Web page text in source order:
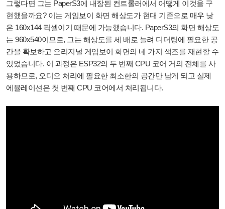
그렇다면 그는 PaperS3에 내장된 컨트롤러에서 어떻게 이것을 구
현했을까요? 이는 게임보이 화면 해상도가 현대 기준으로 매우 낮
은 160x144 픽셀이기 때문에 가능했습니다. PaperS3의 화면 해상도
는 960x540이므로, 그는 해상도를 세 배로 늘려 디더링에 필요한 공
간을 확보하고 오리지널 게임보이 화면의 네 가지 색조를 재현할 수
있었습니다. 이 과정은 ESP32의 두 번째 CPU 코어 거의 전체를 사
용하므로, 오디오 처리에 필요한 최소한의 공간만 남게 되고 실제
에뮬레이션은 첫 번째 CPU 코어에서 처리됩니다.